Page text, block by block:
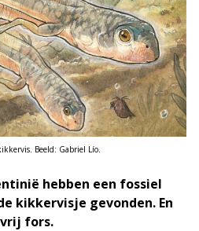
Beeld: Gabriel Lío.
hebben een fossiel
kikkervisje gevonden. En
fors.